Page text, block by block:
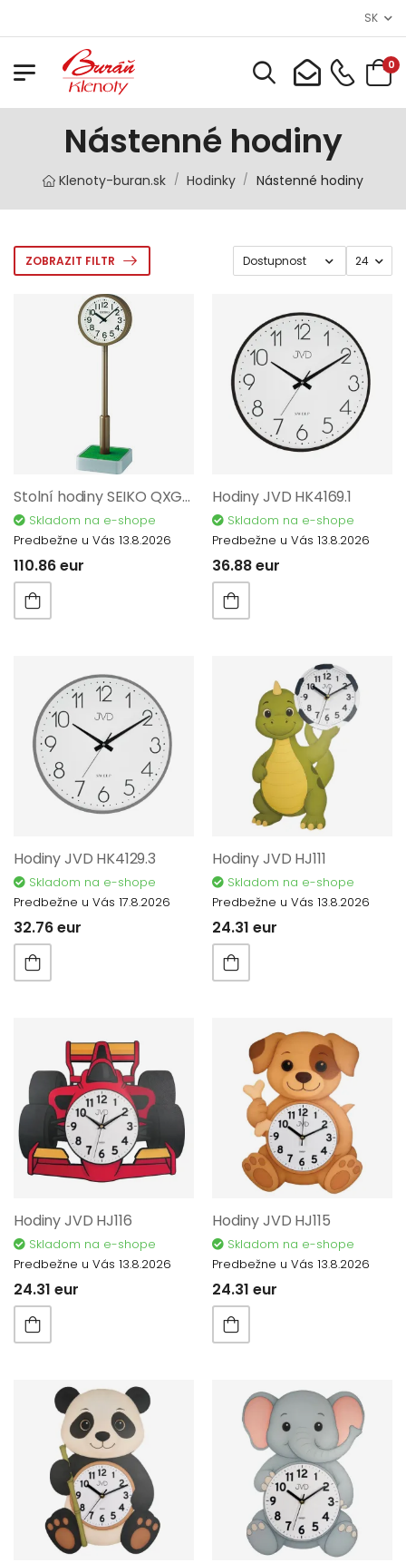
SK
0
Nástenné hodiny
Klenoty-buran.sk / Hodinky / Nástenné hodiny
ZOBRAZIT FILTR
Stolní hodiny SEIKO QXG154B
Skladom na e-shope
Predbežne u Vás 13.8.2026
110.86 eur
Hodiny JVD HK4169.1
Skladom na e-shope
Predbežne u Vás 13.8.2026
36.88 eur
Hodiny JVD HK4129.3
Skladom na e-shope
Predbežne u Vás 17.8.2026
32.76 eur
Hodiny JVD HJ111
Skladom na e-shope
Predbežne u Vás 13.8.2026
24.31 eur
Hodiny JVD HJ116
Skladom na e-shope
Predbežne u Vás 13.8.2026
24.31 eur
Hodiny JVD HJ115
Skladom na e-shope
Predbežne u Vás 13.8.2026
24.31 eur